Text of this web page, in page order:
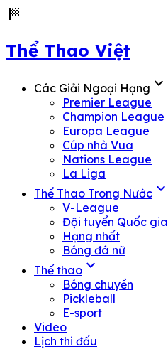
sports_score
Thể Thao Việt
Các Giải Ngoại Hạng expand_more
Premier League
Champion League
Europa League
Cúp nhà Vua
Nations League
La Liga
Thể Thao Trong Nước expand_more
V-League
Đội tuyển Quốc gia
Hạng nhất
Bóng đá nữ
Thể thao expand_more
Bóng chuyền
Pickleball
E-sport
Video
Lịch thi đấu